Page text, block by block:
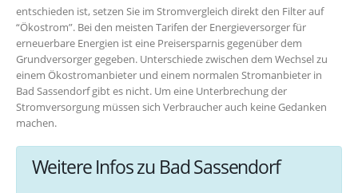
entschieden ist, setzen Sie im Stromvergleich direkt den Filter auf
“Ökostrom”. Bei den meisten Tarifen der Energieversorger für
erneuerbare Energien ist eine Preisersparnis gegenüber dem
Grundversorger gegeben. Unterschiede zwischen dem Wechsel zu
einem Ökostromanbieter und einem normalen Stromanbieter in
Bad Sassendorf gibt es nicht. Um eine Unterbrechung der
Stromversorgung müssen sich Verbraucher auch keine Gedanken
machen.
Weitere Infos zu Bad Sassendorf